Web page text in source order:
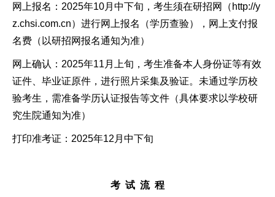
网上报名：2025年10月中下旬，考生须在研招网（http://y
z.chsi.com.cn）进行网上报名（学历查验），网上支付报
名费（以研招网报名通知为准）
网上确认：2025年11月上旬，考生准备本人身份证等有效
证件、毕业证原件，进行照片采集及验证。未通过学历校
验考生，需准备学历认证报告等文件（具体要求以学校研
究生院通知为准）
打印准考证：2025年12月中下旬
考 试 流 程